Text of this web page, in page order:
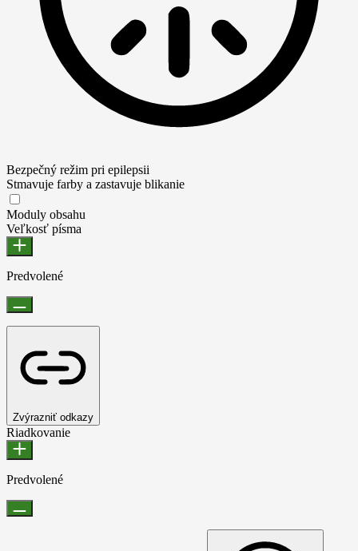
Bezpečný režim pri epilepsii
Stmavuje farby a zastavuje blikanie
Moduly obsahu
Veľkosť písma
Predvolené
Zvýrazniť odkazy
Riadkovanie
Predvolené